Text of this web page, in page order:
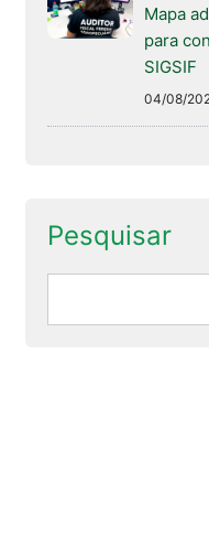
Mapa
para
SIGSIF
04/08/
Pesquisar